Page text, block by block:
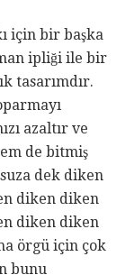
için bir başka
ipliği ile bir
tasarımdır.
azaltır ve
de bitmiş
dek diken
diken diken
diken diken
örgü için çok
bunu